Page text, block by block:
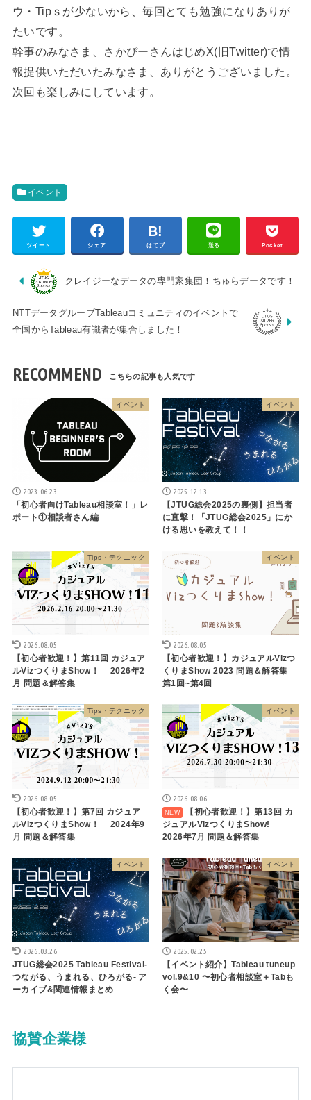
ウ・Tipｓが少ないから、毎回とても勉強になりありが
たいです。
幹事のみなさま、さかぴーさんはじめX(旧Twitter)で情
報提供いただいたみなさま、ありがとうございました。
次回も楽しみにしています。
イベント
ツイート シェア はてブ 送る Pocket
クレイジーなデータの専門家集団！ちゅらデータです！
NTTデータグループTableauコミュニティのイベントで
全国からTableau有識者が集合しました！
RECOMMEND
イベント
2023.06.23
「初心者向けTableau相談室！」レ
ポート①相談者さん編
イベント
2025.12.13
【JTUG総会2025の裏側】担当者
に直撃！「JTUG総会2025」にか
ける思いを教えて！！
Tips・テクニック
2026.08.05
【初心者歓迎！】第11回 カジュア
ルVizつくりまShow！ 2026年2
月 問題＆解答集
イベント
2026.08.05
【初心者歓迎！】カジュアルVizつ
くりまShow 2023 問題＆解答集
第1回~第4回
Tips・テクニック
2026.08.05
【初心者歓迎！】第7回 カジュア
ルVizつくりまShow！ 2024年9
月 問題＆解答集
イベント
2026.08.06
【初心者歓迎！】第13回 カ
ジュアルVizつくりまShow!
2026年7月 問題＆解答集
イベント
2026.03.26
JTUG総会2025 Tableau Festival-
つながる、うまれる、ひろがる- ア
ーカイブ&関連情報まとめ
イベント
2025.02.25
【イベント紹介】Tableau tuneup
vol.9&10 〜初心者相談室＋Tabも
く会〜
協賛企業様